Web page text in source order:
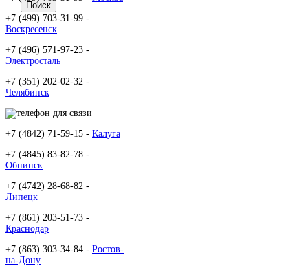
+7 (499) 703-31-99 -
Воскресенск
+7 (496) 571-97-23 -
Электросталь
+7 (351) 202-02-32 -
Челябинск
+7 (4842) 71-59-15 - Калуга
+7 (4845) 83-82-78 -
Обнинск
+7 (4742) 28-68-82 -
Липецк
+7 (861) 203-51-73 -
Краснодар
+7 (863) 303-34-84 - Ростов-
на-Дону